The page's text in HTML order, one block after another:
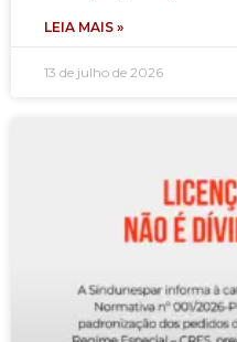
LEIA MAIS »
13 de julho de 2026